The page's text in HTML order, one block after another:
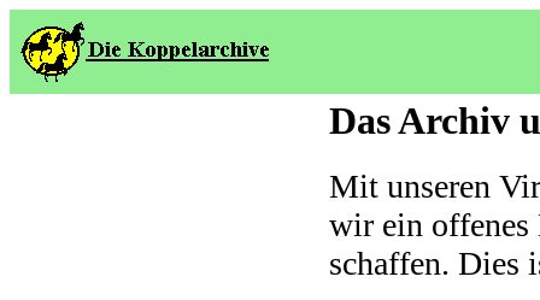
Das Archiv
Mit unseren
wir ein offenes
schaffen. Dies